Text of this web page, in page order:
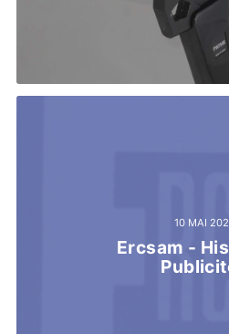
10 MAI
Ercsam -